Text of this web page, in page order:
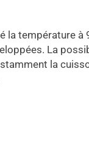
la température à
La
la